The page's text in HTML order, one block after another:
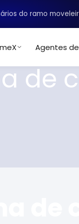
do ramo
Agentes de
de